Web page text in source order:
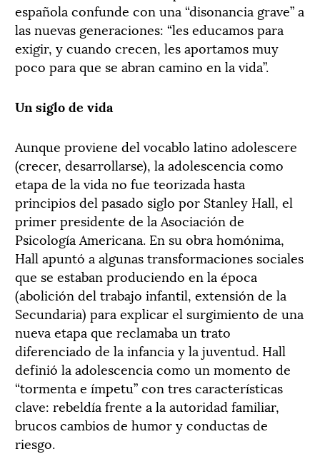
española confunde con una “disonancia grave” a
las nuevas generaciones: “les educamos para
exigir, y cuando crecen, les aportamos muy
poco para que se abran camino en la vida”.
Un siglo de vida
Aunque proviene del vocablo latino adolescere
(crecer, desarrollarse), la adolescencia como
etapa de la vida no fue teorizada hasta
principios del pasado siglo por Stanley Hall, el
primer presidente de la Asociación de
Psicología Americana. En su obra homónima,
Hall apuntó a algunas transformaciones sociales
que se estaban produciendo en la época
(abolición del trabajo infantil, extensión de la
Secundaria) para explicar el surgimiento de una
nueva etapa que reclamaba un trato
diferenciado de la infancia y la juventud. Hall
definió la adolescencia como un momento de
“tormenta e ímpetu” con tres características
clave: rebeldía frente a la autoridad familiar,
brucos cambios de humor y conductas de
riesgo.